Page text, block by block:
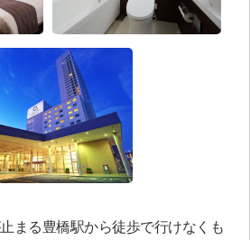
まる豊橋駅から徒歩で行けなくも